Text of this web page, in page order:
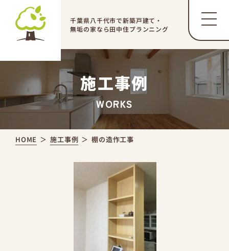
千葉県八千代市で新築戸建て・
無垢の家なら田中住プランニング
施工事例
WORKS
HOME 施工事例 棚の造作工事